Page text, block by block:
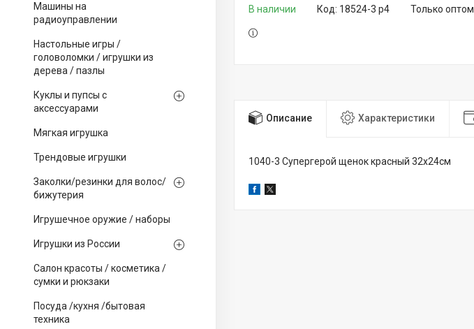
Машины на
радиоуправлении
Настольные игры /
головоломки / игрушки из
дерева / пазлы
Куклы и пупсы с
аксессуарами
Мягкая игрушка
Трендовые игрушки
Заколки/резинки для волос/
бижутерия
Игрушечное оружие / наборы
Игрушки из России
Салон красоты / косметика /
сумки и рюкзаки
Посуда /кухня /бытовая
техника
В наличии Только оптом
Код: 18524-3 р4
Описание Характеристики
1040-3 Супергерой щенок красный 32х24см